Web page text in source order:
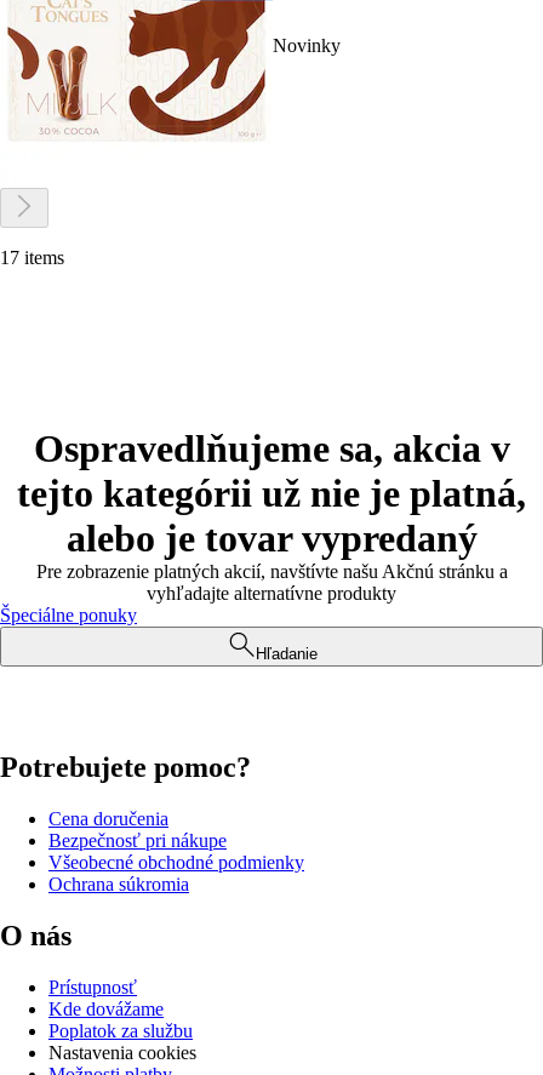
Novinky
17 items
Ospravedlňujeme sa, akcia v
tejto kategórii už nie je platná,
alebo je tovar vypredaný
Pre zobrazenie platných akcií, navštívte našu Akčnú stránku a
vyhľadajte alternatívne produkty
Špeciálne ponuky
Hľadanie
Potrebujete pomoc?
Cena doručenia
Bezpečnosť pri nákupe
Všeobecné obchodné podmienky
Ochrana súkromia
O nás
Prístupnosť
Kde dovážame
Poplatok za službu
Nastavenia cookies